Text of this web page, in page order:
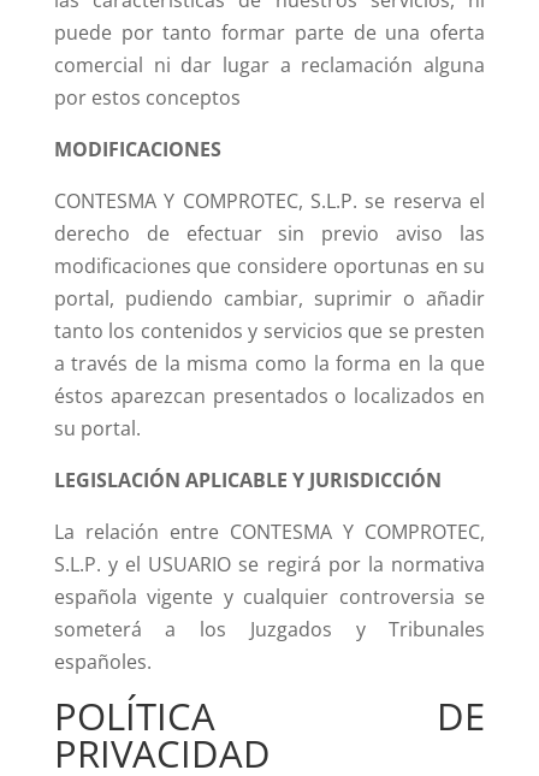
puede por tanto formar parte de una oferta
comercial ni dar lugar a reclamación alguna
por estos conceptos
MODIFICACIONES
CONTESMA Y COMPROTEC, S.L.P. se reserva el
derecho de efectuar sin previo aviso las
modificaciones que considere oportunas en su
portal, pudiendo cambiar, suprimir o añadir
tanto los contenidos y servicios que se presten
a través de la misma como la forma en la que
éstos aparezcan presentados o localizados en
su portal.
LEGISLACIÓN APLICABLE Y JURISDICCIÓN
La relación entre CONTESMA Y COMPROTEC,
S.L.P. y el USUARIO se regirá por la normativa
española vigente y cualquier controversia se
someterá a los Juzgados y Tribunales
españoles.
POLÍTICA DE
PRIVACIDAD